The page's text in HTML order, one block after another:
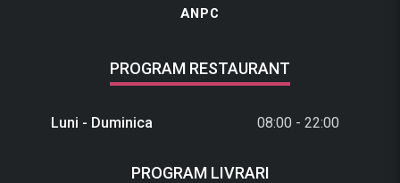
ANPC
PROGRAM RESTAURANT
Luni - Duminica 08:00 - 22:00
PROGRAM LIVRARI